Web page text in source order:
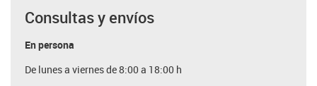
Consultas y envíos
En persona
De lunes a viernes de 8:00 a 18:00 h